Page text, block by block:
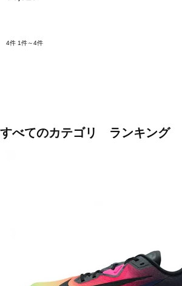
4件 1件～4件
すべてのカテゴリ ランキング